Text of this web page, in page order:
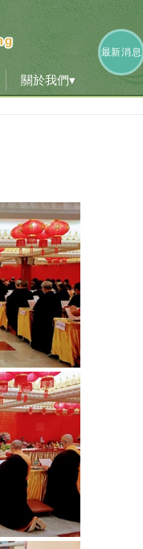
關於我們▾
關於我們▾
最新消息